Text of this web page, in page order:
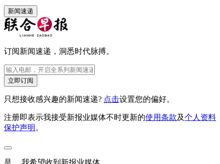
新闻速递
订阅新闻速递，洞悉时代脉搏。
立即订阅
只想接收感兴趣的新闻速递? 点击设置您的偏好。
注册即表示我接受新报业媒体不时更新的使用条款及个人资料
保护声明 。